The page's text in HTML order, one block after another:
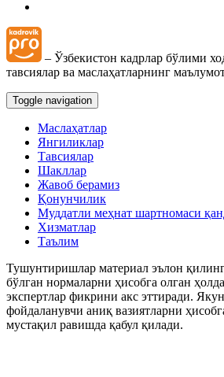
– Ўзбекистон кадрлар бўлими
тавсиялар ва маслаҳатларнинг
Toggle navigation
Маслаҳатлар
Янгиликлар
Тавсиялар
Шакллар
Жавоб берамиз
Қонунчилик
Муддатли меҳнат шартномаси
Хизматлар
Таълим
Тушунтиришлар материал эълон
бўлган нормаларни ҳисобга олган
экспертлар фикрини акс эттиради.
фойдаланувчи аниқ вазиятларни
мустақил равишда қабул қилади.